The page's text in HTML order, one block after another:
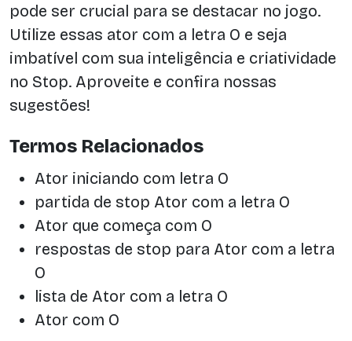
pode ser crucial para se destacar no jogo.
Utilize essas ator com a letra O e seja
imbatível com sua inteligência e criatividade
no Stop. Aproveite e confira nossas
sugestões!
Termos Relacionados
Ator iniciando com letra O
partida de stop Ator com a letra O
Ator que começa com O
respostas de stop para Ator com a letra
O
lista de Ator com a letra O
Ator com O